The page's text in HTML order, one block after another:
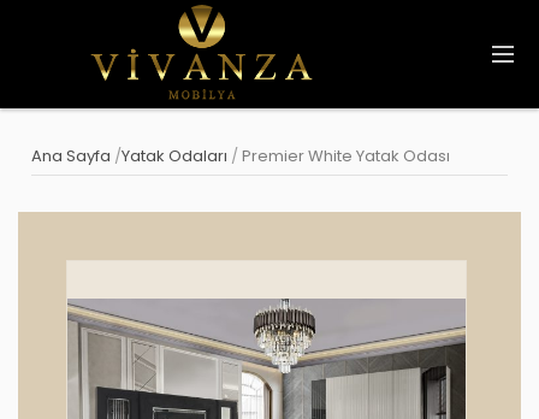
Ana Sayfa /Yatak Odaları /Premier White Yatak Odası